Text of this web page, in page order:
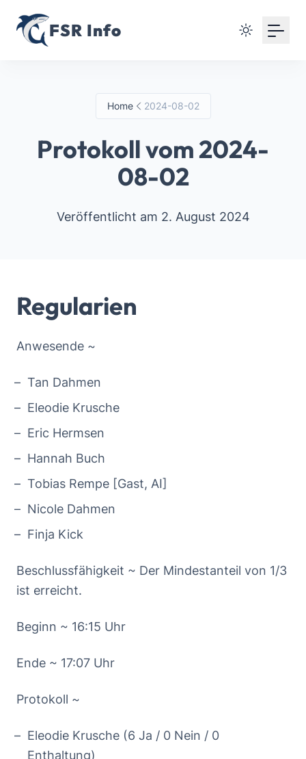
FSR Info
Home 2024-08-02
Protokoll vom 2024-
08-02
Veröffentlicht am 2. August 2024
Regularien
Anwesende ~
Tan Dahmen
Eleodie Krusche
Eric Hermsen
Hannah Buch
Tobias Rempe [Gast, AI]
Nicole Dahmen
Finja Kick
Beschlussfähigkeit ~ Der Mindestanteil von 1/3
ist erreicht.
Beginn ~ 16:15 Uhr
Ende ~ 17:07 Uhr
Protokoll ~
Eleodie Krusche (6 Ja / 0 Nein / 0
Enthaltung)